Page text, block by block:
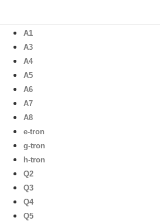
A1
A3
A4
A5
A6
A7
A8
e-tron
g-tron
h-tron
Q2
Q3
Q4
Q5